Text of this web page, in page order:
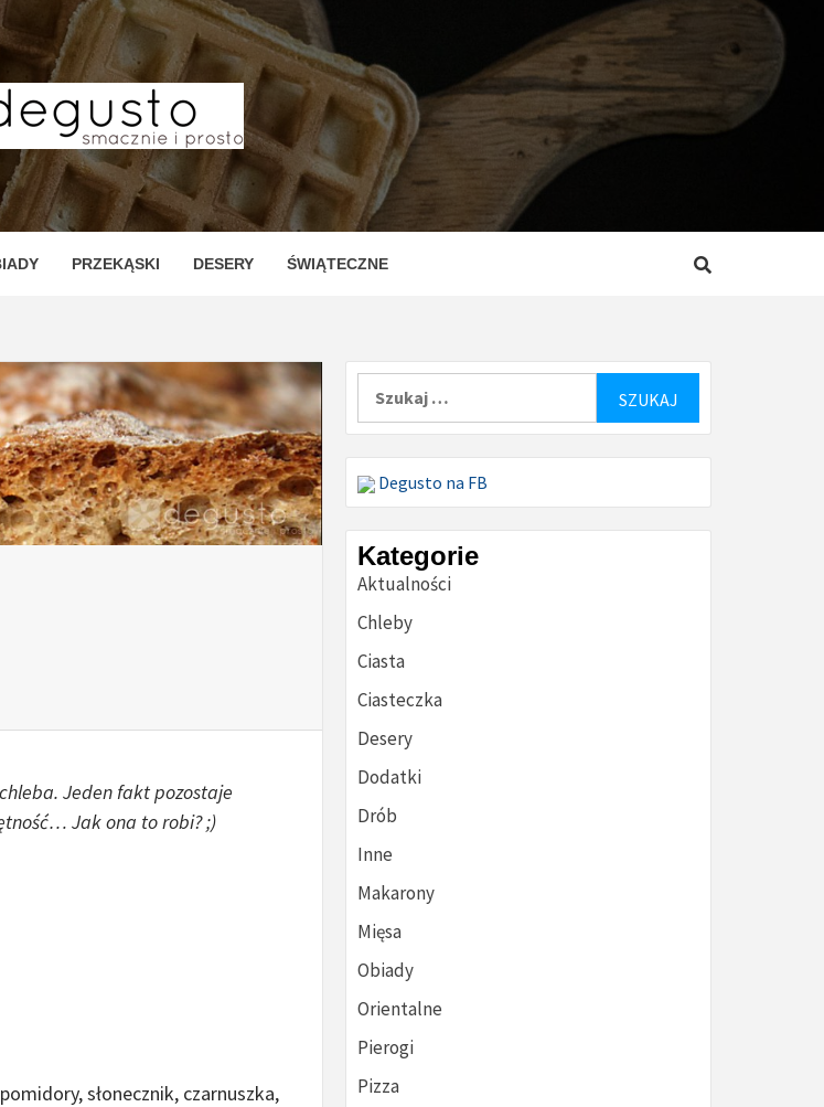
– PRZEPISY
I PROSTE
PRZEKĄSKI DESERY ŚWIĄTECZNE
Jeden fakt pozostaje
Jak ona to robi? ;)
słonecznik, czarnuszka,
Degusto na FB
Kategorie
Aktualności
Chleby
Ciasta
Ciasteczka
Desery
Dodatki
Drób
Inne
Makarony
Mięsa
Obiady
Orientalne
Pierogi
Pizza